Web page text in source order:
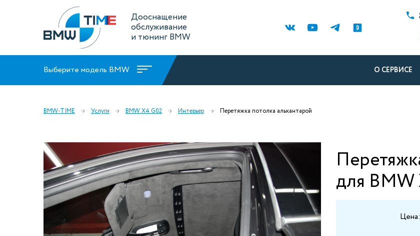
Дооснащение
обслуживание
и тюнинг BMW
Выберите модель BMW О СЕРВИСЕ
BMW-TIME Услуги BMW X4 G02 Интерьер Перетяжка потолка алькантарой
для BMW
Цена: